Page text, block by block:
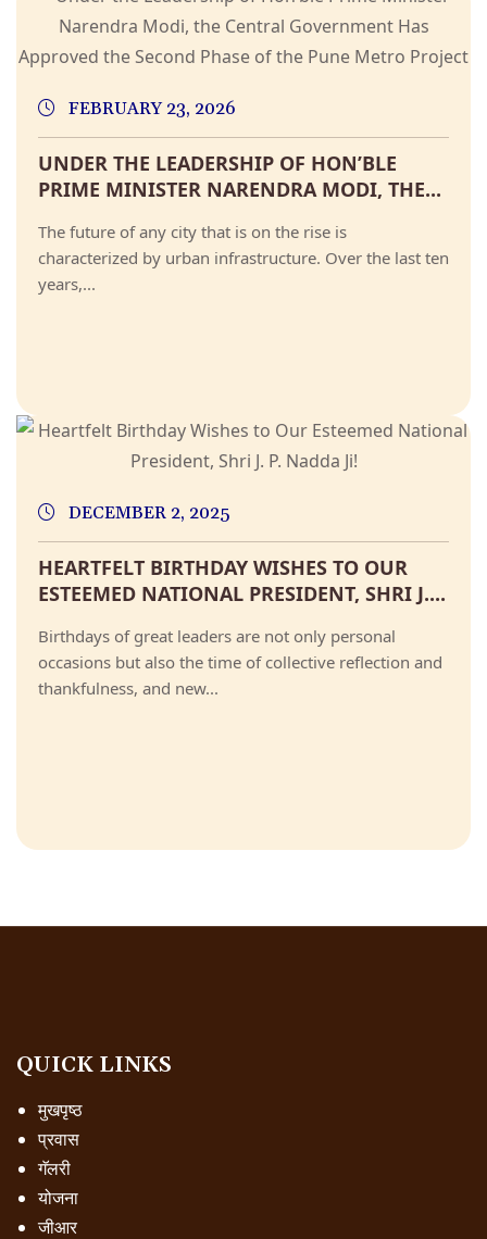
FEBRUARY 23, 2026
UNDER THE LEADERSHIP OF HON’BLE
PRIME MINISTER NARENDRA MODI, THE...
The future of any city that is on the rise is
characterized by urban infrastructure. Over the last ten
years,...
DECEMBER 2, 2025
HEARTFELT BIRTHDAY WISHES TO OUR
ESTEEMED NATIONAL PRESIDENT, SHRI J....
Birthdays of great leaders are not only personal
occasions but also the time of collective reflection and
thankfulness, and new...
QUICK LINKS
मुखपृष्ठ
प्रवास
गॅलरी
योजना
जीआर